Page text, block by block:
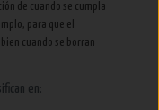
de cuando se cumpla
para que el
cuando se borran
en: